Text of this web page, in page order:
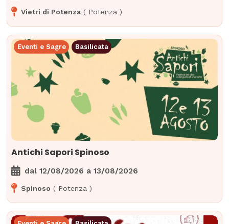
Vietri di Potenza ( Potenza )
Eventi e Sagre Basilicata
Antichi Sapori Spinoso
dal12/08/2026 a 13/08/2026
Spinoso ( Potenza )